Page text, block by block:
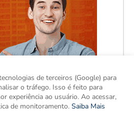
de terceiros (Google) para
o tráfego. Isso é feito para
experiência ao usuário. Ao acessar,
de monitoramento. Saiba Mais